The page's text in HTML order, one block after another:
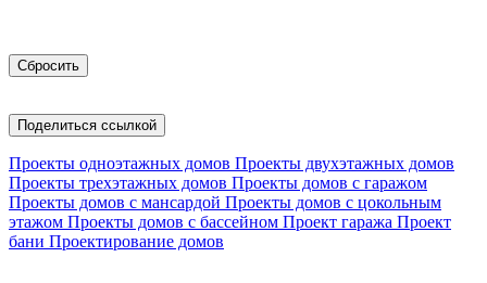
Поделиться ссылкой
Проекты одноэтажных домов Проекты двухэтажных домов
Проекты трехэтажных домов Проекты домов с гаражом
Проекты домов с мансардой Проекты домов с цокольным
этажом Проекты домов с бассейном Проект гаража Проект
бани Проектирование домов